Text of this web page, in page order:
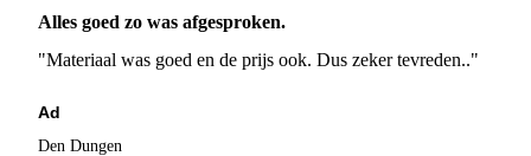
Alles goed zo was afgesproken.
"Materiaal was goed en de prijs ook. Dus zeker tevreden.."
Ad
Den Dungen